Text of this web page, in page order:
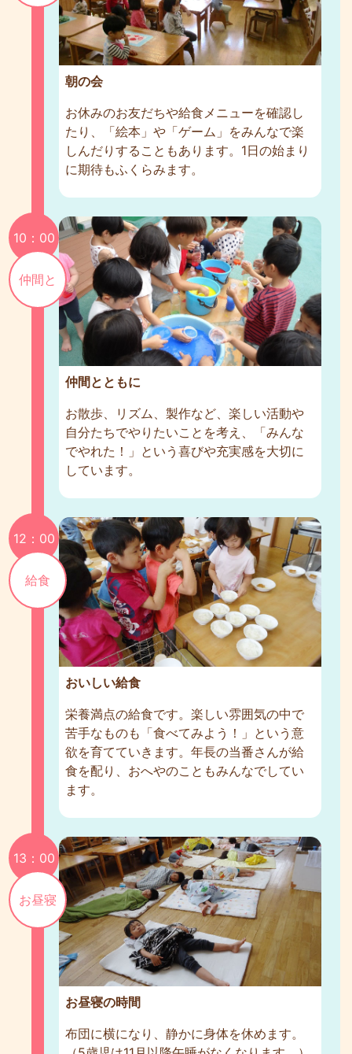
朝の会
お休みのお友だちや給食メニューを確認し
たり、「絵本」や「ゲーム」をみんなで楽
しんだりすることもあります。1日の始まり
に期待もふくらみます。
10：00
仲間と
仲間とともに
お散歩、リズム、製作など、楽しい活動や
自分たちでやりたいことを考え、「みんな
でやれた！」という喜びや充実感を大切に
しています。
12：00
給食
おいしい給食
栄養満点の給食です。楽しい雰囲気の中で
苦手なものも「食べてみよう！」という意
欲を育てていきます。年長の当番さんが給
食を配り、おへやのこともみんなでしてい
ます。
13：00
お昼寝
お昼寝の時間
布団に横になり、静かに身体を休めます。